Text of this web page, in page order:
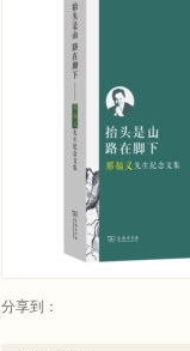
分享到：